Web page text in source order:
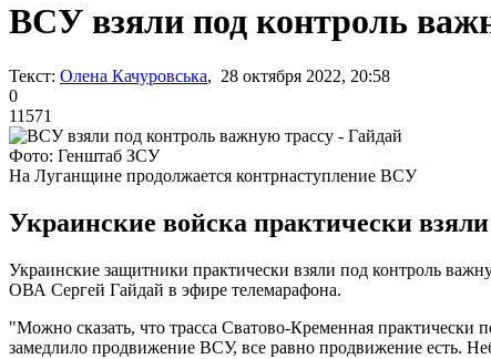
ВСУ взяли под контроль
Текст: Олена Качуровська, 28 октября 2022, 20:58
0
11571
Фото: Генштаб ЗСУ
На Луганщине продолжается контрнаступление ВСУ
Украинские войска практически
Украинские защитники практически взяли под контроль
ОВА Сергей Гайдай в эфире телемарафона.
"Можно сказать, что трасса Сватово-Кременная
замедлило продвижение ВСУ, все равно продвижение есть.